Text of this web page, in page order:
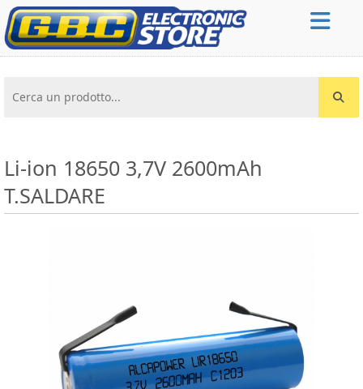
Cerca un prodotto...
Li-ion 18650 3,7V 2600mAh
T.SALDARE